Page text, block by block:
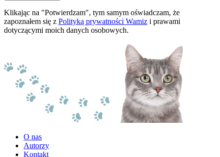
Klikając na "Potwierdzam", tym samym oświadczam, że
zapoznałem się z Polityką prywatności Wamiz i prawami
dotyczącymi moich danych osobowych.
O nas
Autorzy
Kontakt